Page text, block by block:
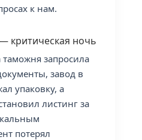
к нам.
критическая ночь
таможня запросила
завод в
упаковку, а
листинг за
потерял